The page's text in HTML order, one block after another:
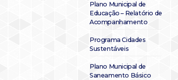
Plano Municipal de
Educação – Relatório de
Acompanhamento
Programa Cidades
Sustentáveis
Plano Municipal de
Saneamento Básico